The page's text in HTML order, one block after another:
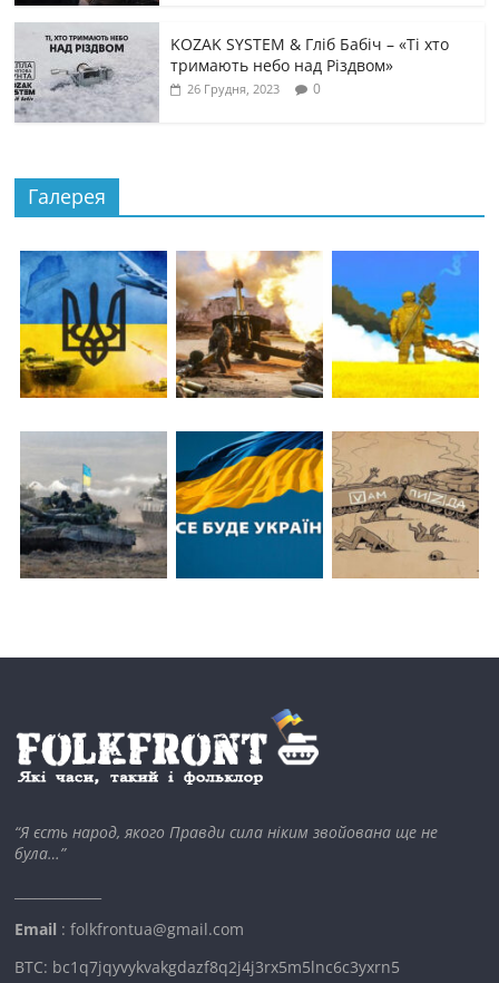
KOZAK SYSTEM & Гліб Бабіч – «Ті хто
тримають небо над Різдвом»
26 Грудня, 2023 0
Галерея
“Я єсть народ, якого Правди сила ніким звойована ще не
була…”
Email : folkfrontua@gmail.com
BTC: bc1q7jqyvykvakgdazf8q2j4j3rx5m5lnc6c3yxrn5